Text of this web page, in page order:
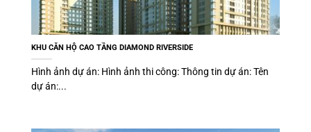
KHU CĂN HỘ CAO TẦNG DIAMOND RIVERSIDE
Hình ảnh dự án: Hình ảnh thi công: Thông tin dự án: Tên
dự án:...